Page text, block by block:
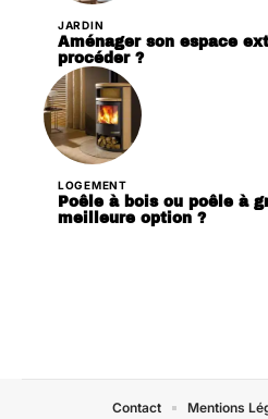
JARDIN
Aménager son espace
procéder ?
LOGEMENT
Poêle à bois ou poêle à
meilleure option ?
Contact Mentions